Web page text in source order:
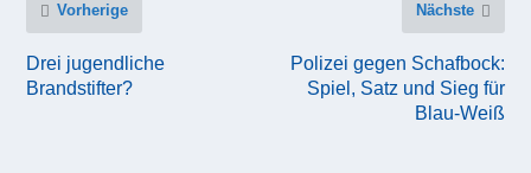
Vorherige
Drei jugendliche
Brandstifter?
Nächste
Polizei gegen Schafbock:
Spiel, Satz und Sieg für
Blau-Weiß